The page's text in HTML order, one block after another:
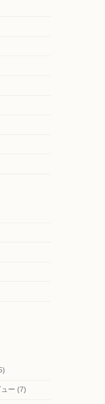
ー (7)